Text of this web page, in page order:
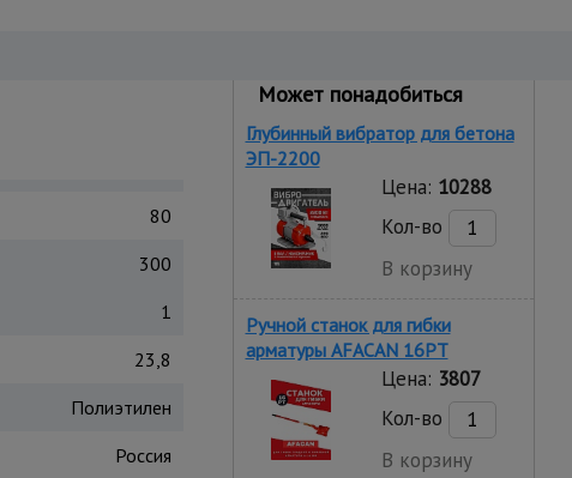
80
300
1
23,8
Полиэтилен
Россия
Может понадобиться
Глубинный вибратор для бетона
ЭП-2200
Цена: 10288
Кол-во
В корзину
Ручной станок для гибки
арматуры AFACAN 16PT
Цена: 3807
Кол-во
В корзину